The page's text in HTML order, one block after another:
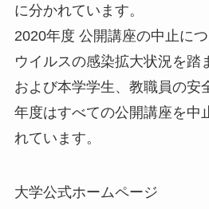
に分かれています。
2020年度 公開講座の中止に
ウイルスの感染拡大状況を踏
および本学学生、教職員の安
年度はすべての公開講座を中
れています。
大学公式ホームページ